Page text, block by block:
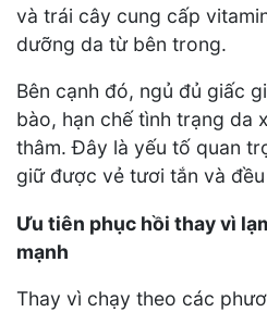
và trái cây cung cấp
dưỡng da từ bên trong.
Bên cạnh đó, ngủ đủ giấc
bào, hạn chế tình trạng da
thâm. Đây là yếu tố quan
giữ được vẻ tươi tắn và đều
Ưu tiên phục hồi thay vì
mạnh
Thay vì chạy theo các